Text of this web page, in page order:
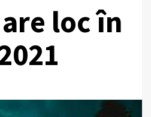
loc în